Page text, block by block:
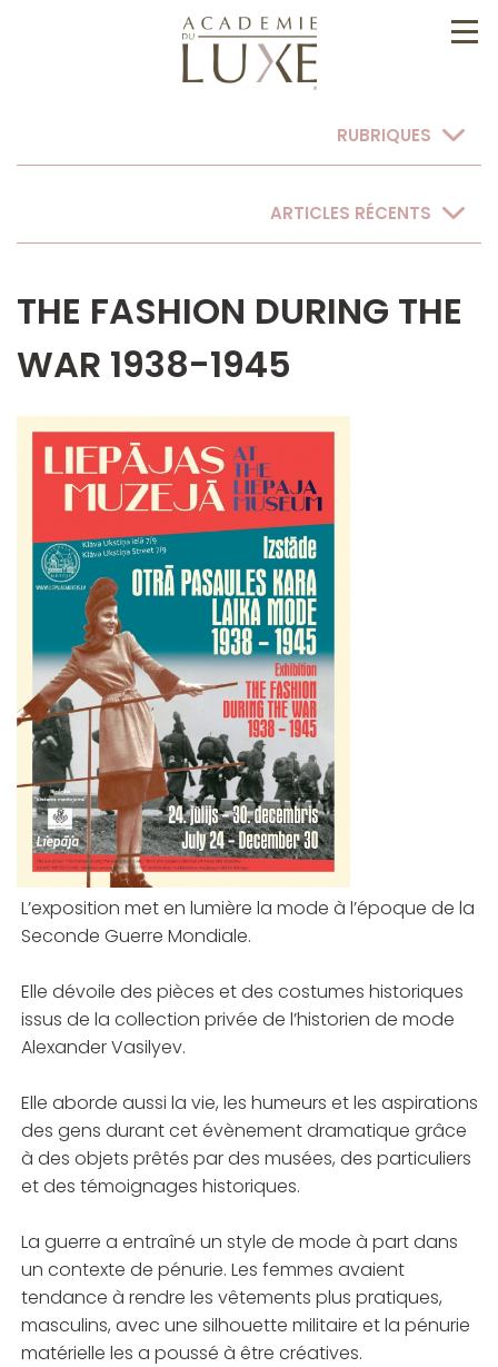
RUBRIQUES
ARTICLES RÉCENTS
THE FASHION DURING THE
WAR 1938-1945
L’exposition met en lumière la mode à l’époque de la
Seconde Guerre Mondiale.
Elle dévoile des pièces et des costumes historiques
issus de la collection privée de l’historien de mode
Alexander Vasilyev.
Elle aborde aussi la vie, les humeurs et les aspirations
des gens durant cet évènement dramatique grâce
à des objets prêtés par des musées, des particuliers
et des témoignages historiques.
La guerre a entraîné un style de mode à part dans
un contexte de pénurie. Les femmes avaient
tendance à rendre les vêtements plus pratiques,
masculins, avec une silhouette militaire et la pénurie
matérielle les a poussé à être créatives.